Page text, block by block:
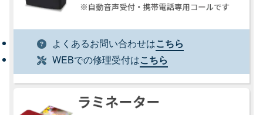
よくあるお問い合わせはこちら
WEBでの修理受付はこちら